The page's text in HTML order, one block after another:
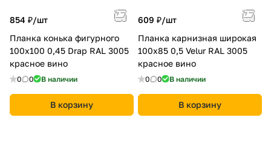
854 ₽/шт
Планка конька фигурного
100x100 0,45 Drap RAL 3005
красное вино
0 0 В наличии
В корзину
609 ₽/шт
Планка карнизная широкая
100х85 0,5 Velur RAL 3005
красное вино
0 0 В наличии
В корзину